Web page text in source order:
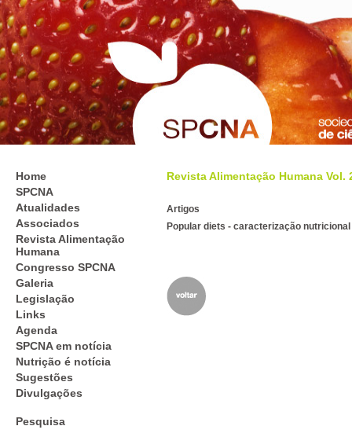
Home
SPCNA
Atualidades
Associados
Revista Alimentação
Humana
Congresso SPCNA
Galeria
Legislação
Links
Agenda
SPCNA em notícia
Nutrição é notícia
Sugestões
Divulgações
Pesquisa
Revista Alimentação Humana Vol.
Artigos
Popular diets - caracterização nutricional